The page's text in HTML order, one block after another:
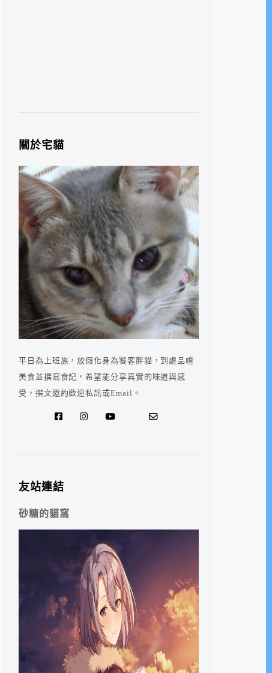
關於宅貓
平日為上班族，放假化身為饕客胖貓，到處品嚐
美食並撰寫食記，希望能分享真實的味道與感
受，撰文邀約歡迎私訊或Email。
友站連結
砂糖的貓窩